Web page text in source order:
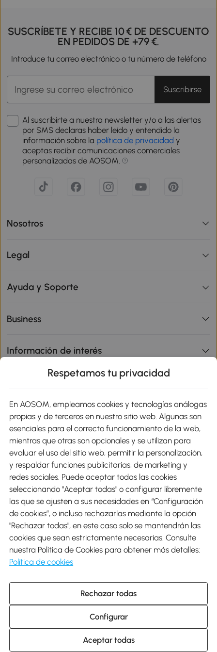
SUSCRÍBETE Y RECIBE 10 € DE DESCUENTO
EN PEDIDOS DE +79 €.
Introduce tu correo electrónico o tu número de teléfono
Suscribirse
Al suscribirte a nuestra newsletter y/o a las alertas
por SMS declaras haber leído y entendido la
información sobre la política de privacidad y
aceptas recibir comunicaciones comerciales
personalizadas de AOSOM.
Nosotros
Legal
Ayuda y Soporte
Business
Información de interés
Métodos de Pago
Envíos
Descargar Aosom App
Google Play
931 29 45 12 (L-V de 8:30 a 17:30h)
atencioncliente@aosom.es
C/ Roc Gros, nº 15. 08550 Els Hostalets de Balenyà (Barcelona),
España
© 2014-2026 SPANISH AOSOM, S.L (NIF: B66295775) Todos los
Respetamos tu privacidad
En AOSOM, empleamos cookies y tecnologías análogas
propias y de terceros en nuestro sitio web. Algunas son
esenciales para el correcto funcionamiento de la web,
mientras que otras son opcionales y se utilizan para
evaluar el uso del sitio web, permitir la personalización,
y respaldar funciones publicitarias, de marketing y
redes sociales. Puede aceptar todas las cookies
seleccionando "Aceptar todas" o configurar libremente
las que se ajusten a sus necesidades en “Configuración
de cookies”, o incluso rechazarlas mediante la opción
"Rechazar todas", en este caso solo se mantendrán las
cookies que sean estrictamente necesarias. Consulte
nuestra Política de Cookies para obtener más detalles:
Política de cookies
Rechazar todas
Configurar
Aceptar todas